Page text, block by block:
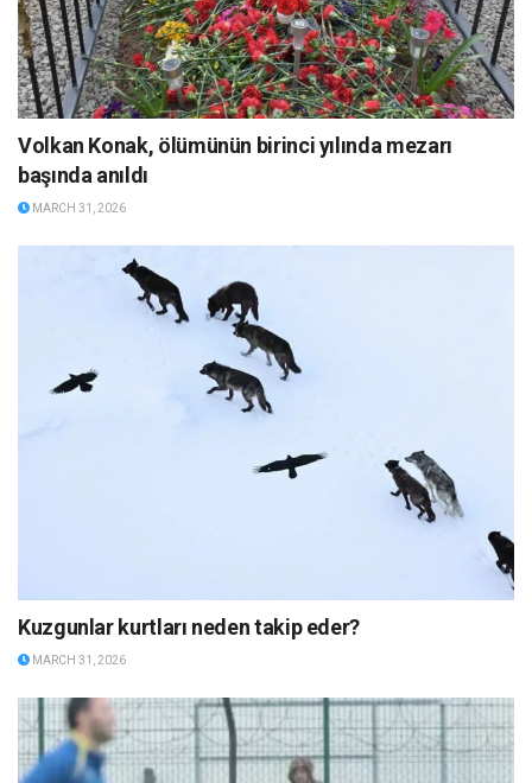
Volkan Konak, ölümünün birinci yılında mezarı
başında anıldı
MARCH 31, 2026
Kuzgunlar kurtları neden takip eder?
MARCH 31, 2026